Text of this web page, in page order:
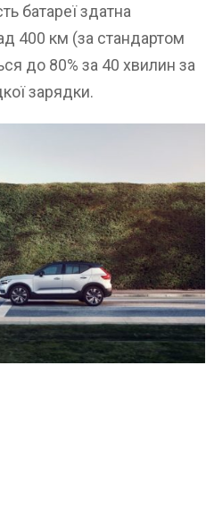
батареї здатна
400 км (за стандартом
до 80% за 40 хвилин за
зарядки.